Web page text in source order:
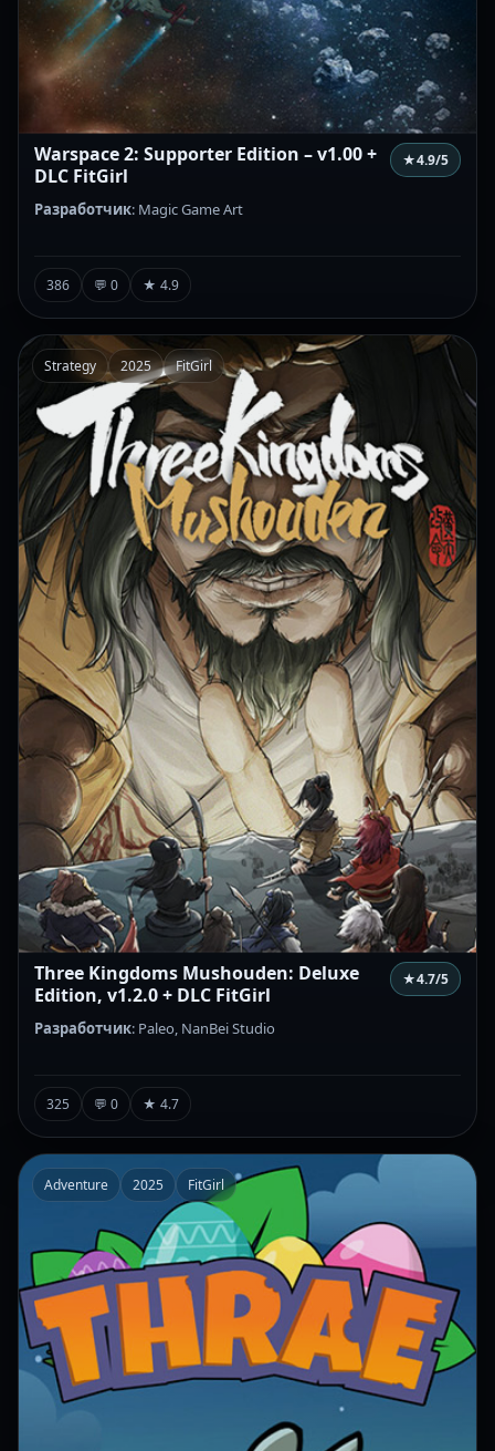
Warspace 2: Supporter Edition – v1.00 +
DLC FitGirl
★4.9/5
Разработчик: Magic Game Art
386 💬 0 ★ 4.9
Strategy 2025 FitGirl
Three Kingdoms Mushouden: Deluxe
Edition, v1.2.0 + DLC FitGirl
★4.7/5
Разработчик: Paleo, NanBei Studio
325 💬 0 ★ 4.7
Adventure 2025 FitGirl